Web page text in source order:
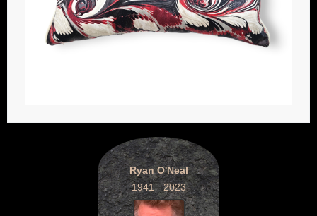
Ryan O'Neal
1941 - 2023